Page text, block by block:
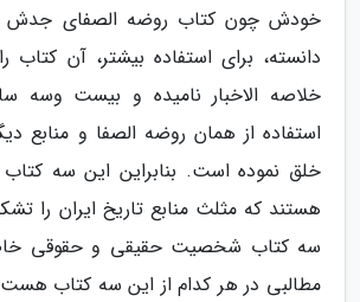
خودش چون کتاب روضه الصفای جدش
دانسته، برای استفاده بیشتر، آن کتاب
خلاصه الاخبار نامیده و بیست وسه
استفاده از همان روضه الصفا و منابع
خلق نموده است. بنابراین این سه
هستند که مثلث منابع تاریخ ایران را
سه کتاب شخصیت حقیقی و حقوقی
مطالبی در هر کدام از این سه کتاب